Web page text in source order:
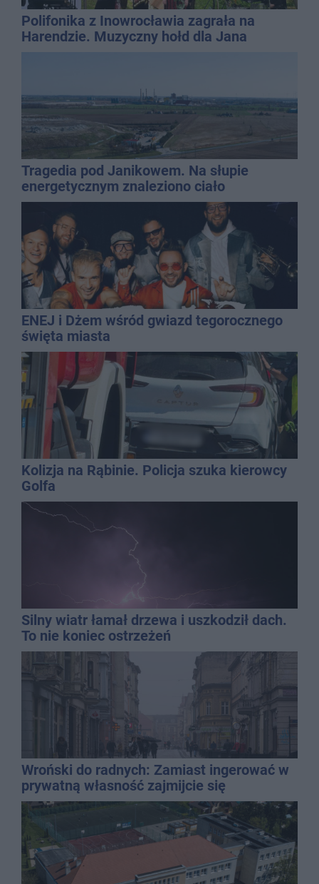
Polifonika z Inowrocławia zagrała na
Harendzie. Muzyczny hołd dla Jana
Tragedia pod Janikowem. Na słupie
energetycznym znaleziono ciało
mężczyzny
ENEJ i Dżem wśród gwiazd tegorocznego
święta miasta
Kolizja na Rąbinie. Policja szuka kierowcy
Golfa
Silny wiatr łamał drzewa i uszkodził dach.
To nie koniec ostrzeżeń
Wroński do radnych: Zamiast ingerować w
prywatną własność zajmijcie się
gospodarką